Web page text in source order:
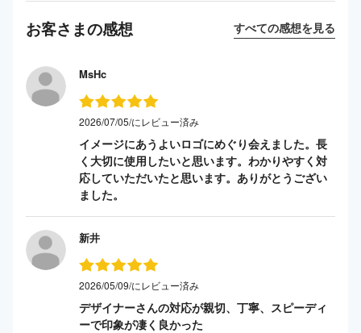
お客さまの感想 すべての感想を見る
MsHc
2026/07/05/にレビュー済み
イメージにあうよいロゴにめぐり会えました。長
く大切に使用したいと思います。わかりやすく対
応していただいたと思います。ありがとうござい
ました。
新井
2026/05/09/にレビュー済み
デザイナーさんの対応が親切、丁寧、スピーディ
ーで印象が凄く良かった